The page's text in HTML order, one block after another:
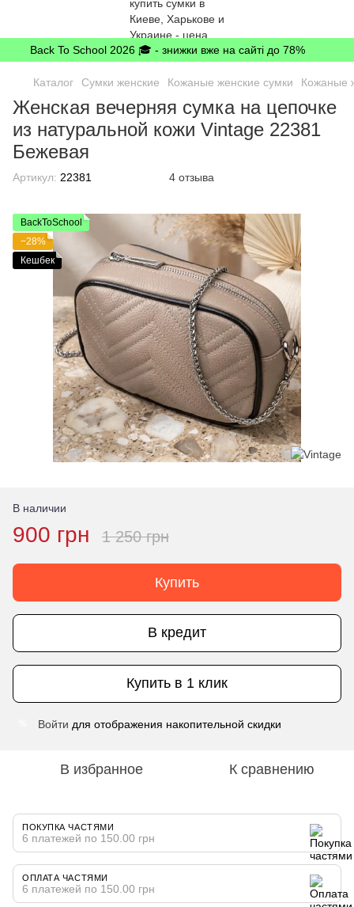
Back To School 2026 🎓 - знижки вже на сайті до 78%
Каталог Сумки женские Кожаные женские сумки Кожаные
Женская вечерняя сумка на цепочке
из натуральной кожи Vintage 22381
Бежевая
Артикул: 22381 4 отзыва
BackToSchool
−28%
Кешбек
В наличии
900 грн 1 250 грн
Купить
В кредит
Купить в 1 клик
Войти для отображения накопительной скидки
В избранное К сравнению
ПОКУПКА ЧАСТЯМИ
6 платежей по 150.00 грн
ОПЛАТА ЧАСТЯМИ
6 платежей по 150.00 грн